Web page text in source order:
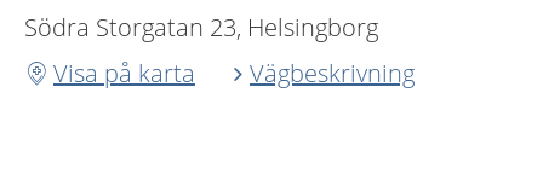
Södra Storgatan 23, Helsingborg
Visa på karta
Vägbeskrivning